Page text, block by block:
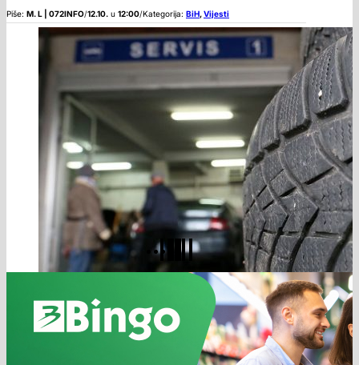
Piše: M. L | 072INFO/12.10. u 12:00/Kategorija: BiH,Vijesti